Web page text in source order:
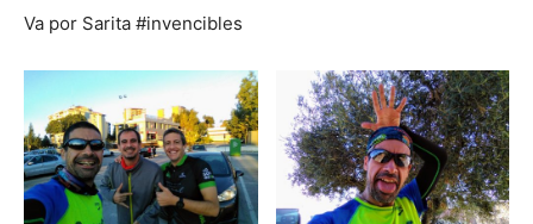
Va por Sarita #invencibles